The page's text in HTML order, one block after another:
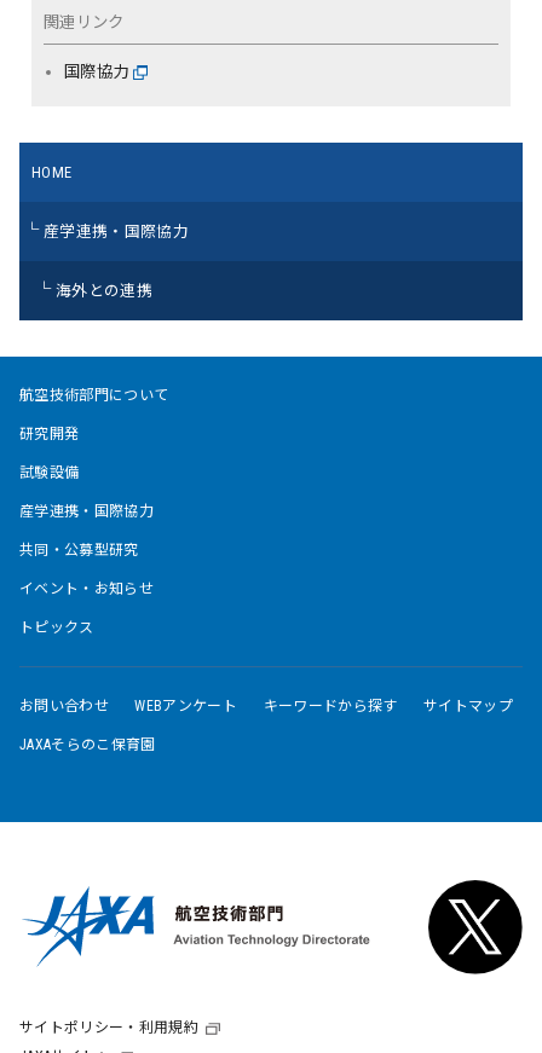
関連リンク
国際協力
HOME
産学連携・国際協力
海外との連携
航空技術部門について
研究開発
試験設備
産学連携・国際協力
共同・公募型研究
イベント・お知らせ
トピックス
お問い合わせ WEBアンケート キーワードから探す サイトマップ
JAXAそらのこ保育園
サイトポリシー・利用規約